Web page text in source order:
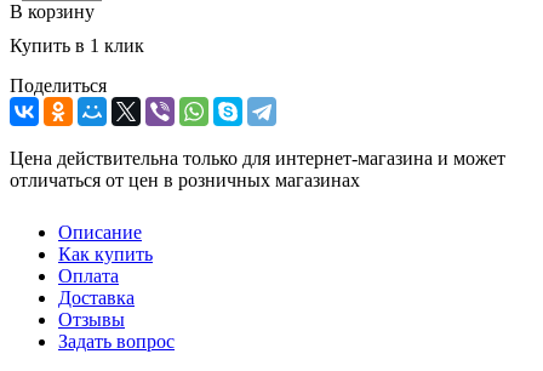
В корзину
Купить в 1 клик
Поделиться
Цена действительна только для интернет-магазина и может
отличаться от цен в розничных магазинах
Описание
Как купить
Оплата
Доставка
Отзывы
Задать вопрос